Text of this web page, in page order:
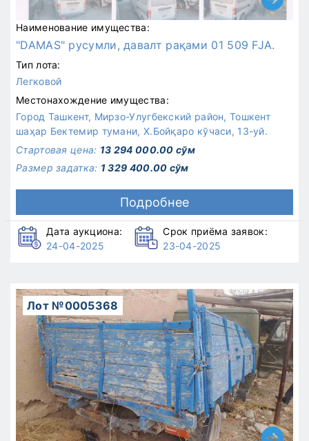
Наименование имущества:
"DAMAS" русумли, давалт рақами 01 509 FJA.
Тип лота:
Легковой
Местонахождение имущества:
Город Ташкент, Мирзо-Улугбекский район, Тошкент
шаҳар Бектемир тумани, Х.Бойқаро кўчаси, 13-уй.
Стартовая цена: 13 294 000.00 сўм
Размер задатка: 1 329 400.00 сўм
Подробнее
Дата аукциона:
24-04-2025
Срок приёма заявок:
23-04-2025
Лот №0005368